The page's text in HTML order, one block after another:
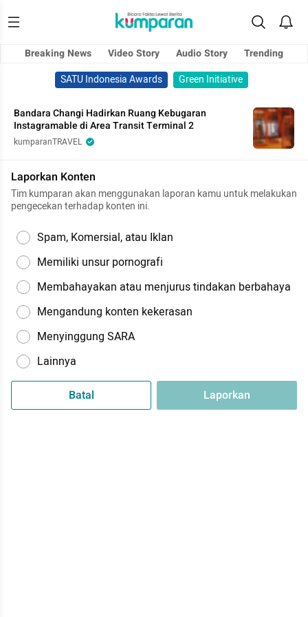
Breaking News Video Story Audio Story
Trending
SATU Indonesia Awards
Green Initiative
Bandara Changi Hadirkan Ruang Kebugaran
Instagramable di Area Transit Terminal 2
kumparanTRAVEL
Laporkan Konten
Tim kumparan akan menggunakan laporan kamu untuk melakukan
pengecekan terhadap konten ini.
Spam, Komersial, atau Iklan
Memiliki unsur pornografi
Membahayakan atau menjurus tindakan berbahaya
Mengandung konten kekerasan
Menyinggung SARA
Lainnya
Batal Laporkan